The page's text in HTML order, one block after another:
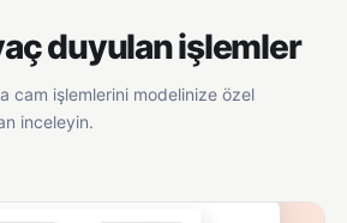
duyulan işlemler
cam işlemlerini modelinize özel
inceleyin.